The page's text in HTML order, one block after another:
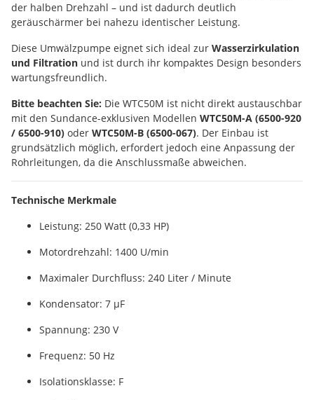
der halben Drehzahl – und ist dadurch deutlich
geräuschärmer bei nahezu identischer Leistung.
Diese Umwälzpumpe eignet sich ideal zur Wasserzirkulation
und Filtration und ist durch ihr kompaktes Design besonders
wartungsfreundlich.
Bitte beachten Sie: Die WTC50M ist nicht direkt austauschbar
mit den Sundance-exklusiven Modellen WTC50M-A (6500-920
/ 6500-910) oder WTC50M-B (6500-067). Der Einbau ist
grundsätzlich möglich, erfordert jedoch eine Anpassung der
Rohrleitungen, da die Anschlussmaße abweichen.
Technische Merkmale
Leistung: 250 Watt (0,33 HP)
Motordrehzahl: 1400 U/min
Maximaler Durchfluss: 240 Liter / Minute
Kondensator: 7 µF
Spannung: 230 V
Frequenz: 50 Hz
Isolationsklasse: F